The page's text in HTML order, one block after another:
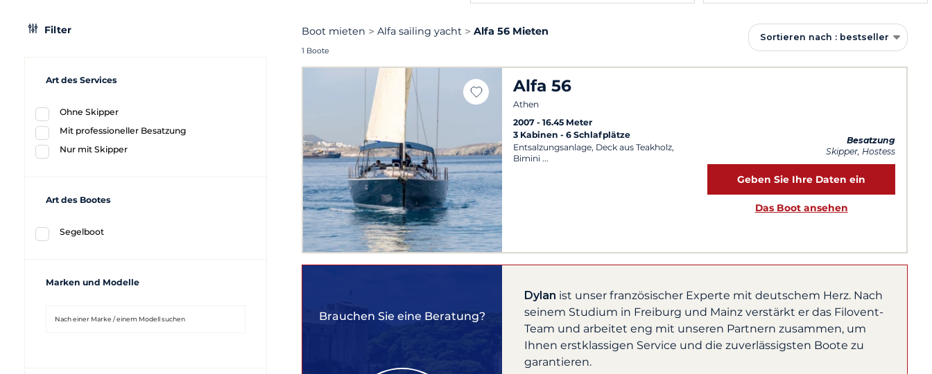
Filter
Art des Services
Ohne Skipper
Mit professioneller Besatzung
Nur mit Skipper
Art des Bootes
Segelboot
Marken und Modelle
Boot mieten Alfa sailing yacht Alfa 56 Mieten
1 Boote
Sortieren nach : bestseller
Alfa 56
Athen
2007
16.45 Meter
3 Kabinen 6 Schlafplätze
Entsalzungsanlage, Deck aus Teakholz,
Bimini
Besatzung
Skipper, Hostess
Geben Sie Ihre Daten ein
Das Boot ansehen
Brauchen Sie eine Beratung?
Dylan ist unser französischer Experte mit deutschem Herz. Nach
seinem Studium in Freiburg und Mainz verstärkt er das Filovent-
Team und arbeitet eng mit unseren Partnern zusammen, um
Ihnen erstklassigen Service und die zuverlässigsten Boote zu
garantieren.